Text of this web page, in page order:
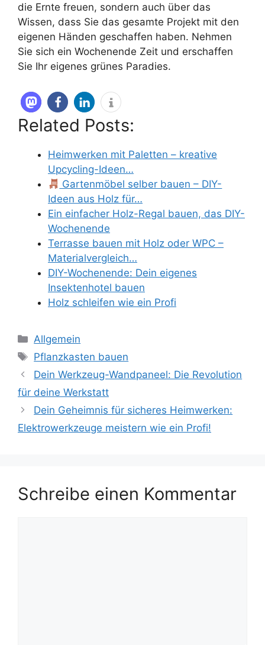
die Ernte freuen, sondern auch über das
Wissen, dass Sie das gesamte Projekt mit den
eigenen Händen geschaffen haben. Nehmen
Sie sich ein Wochenende Zeit und erschaffen
Sie Ihr eigenes grünes Paradies.
Related Posts:
Heimwerken mit Paletten – kreative
Upcycling-Ideen…
Gartenmöbel selber bauen – DIY-
Ideen aus Holz für…
Ein einfacher Holz-Regal bauen, das DIY-
Wochenende
Terrasse bauen mit Holz oder WPC –
Materialvergleich…
DIY-Wochenende: Dein eigenes
Insektenhotel bauen
Holz schleifen wie ein Profi
Kategorien
Allgemein
Schlagwörter
Pflanzkasten bauen
Dein Werkzeug-Wandpaneel: Die Revolution
für deine Werkstatt
Dein Geheimnis für sicheres Heimwerken:
Elektrowerkzeuge meistern wie ein Profi!
Schreibe einen Kommentar